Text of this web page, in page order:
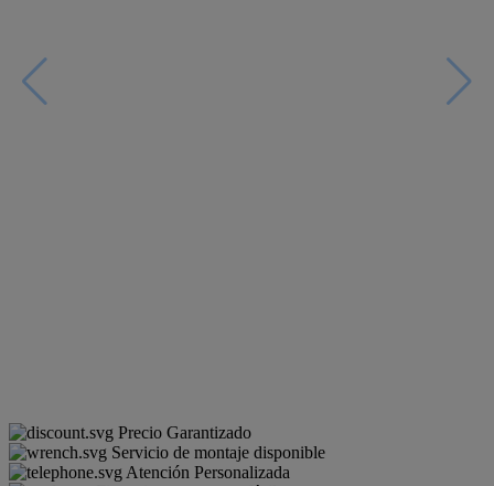
Precio Garantizado
Servicio de montaje disponible
Atención Personalizada